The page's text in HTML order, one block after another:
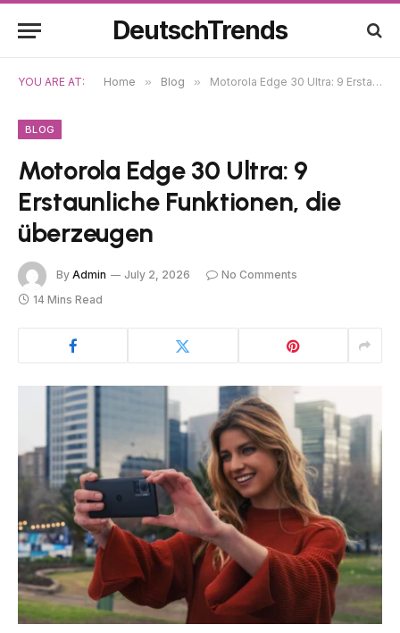
DeutschTrends
YOU ARE AT: Home » Blog » Motorola Edge 30 Ultra: 9 Erstaunliche Funktionen, die überzeugen
BLOG
Motorola Edge 30 Ultra: 9
Erstaunliche Funktionen, die
überzeugen
By Admin July 2, 2026
No Comments
14 Mins Read